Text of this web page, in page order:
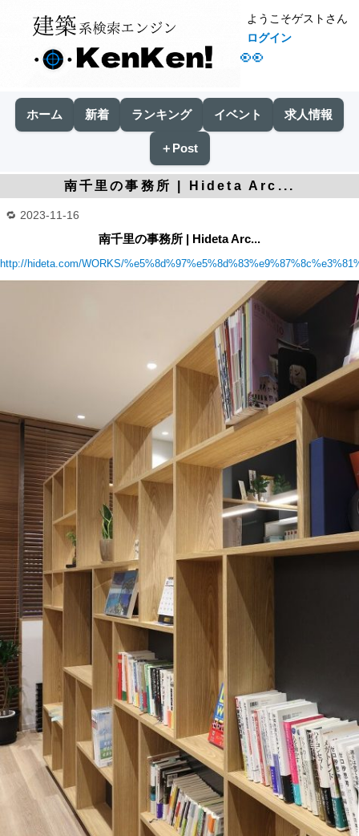
👀
ようこそゲストさん
ログイン
ホーム 新着 ランキング イベント 求人情報
＋Post
南千里の事務所 | Hideta Arc...
2023-11-16
南千里の事務所 | Hideta Arc...
http://hideta.com/WORKS/